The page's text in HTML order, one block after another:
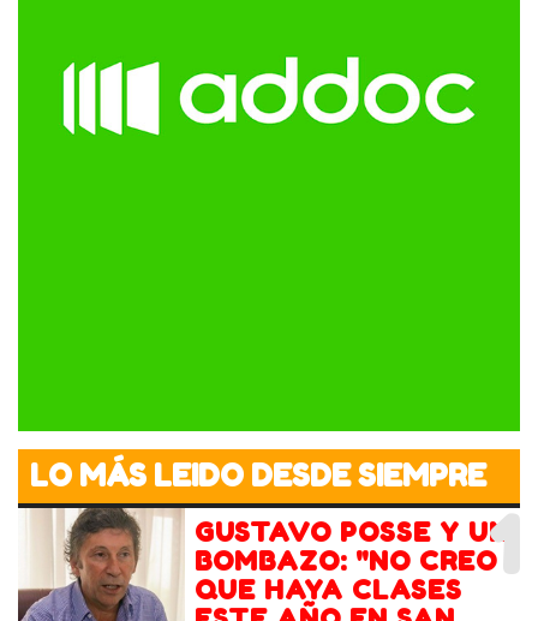
LO MÁS LEIDO DESDE SIEMPRE
1
GUSTAVO POSSE Y UN
BOMBAZO: "NO CREO
QUE HAYA CLASES